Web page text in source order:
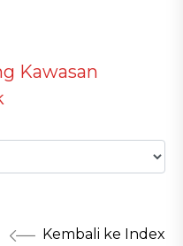
Kawasan
Kembali ke Index